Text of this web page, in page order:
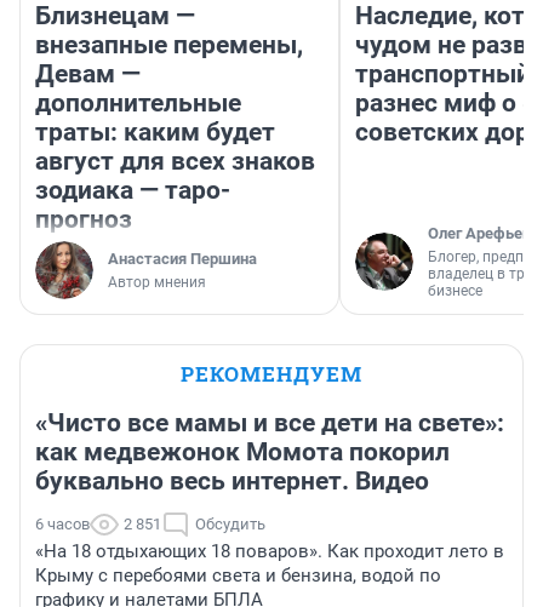
Близнецам —
внезапные перемены,
Девам —
дополнительные
траты: каким будет
август для всех знаков
зодиака — таро-
прогноз
Анастасия Першина
Автор мнения
Наследие,
чудом не
транспортный
разнес миф о
советских
Олег Арефьев
Блогер,
владелец в
бизнесе
РЕКОМЕНДУЕМ
«Чисто все мамы и все дети на свете»:
как медвежонок Момота покорил
буквально весь интернет. Видео
6 часов 2 851 Обсудить
«На 18 отдыхающих 18 поваров». Как проходит лето в
Крыму с перебоями света и бензина, водой по
графику и налетами БПЛА